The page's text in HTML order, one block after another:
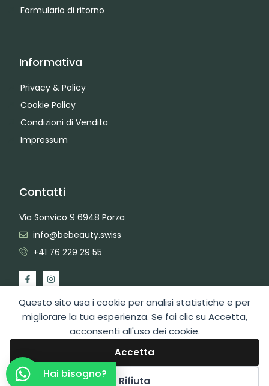
Questo sito usa i cookie per analisi statistiche e per
migliorare la tua esperienza. Se fai clic su Accetta,
acconsenti all'uso dei cookie.
Accetta
Rifiuta
Formulario di ritorno
Informativa
Privacy & Policy
Cookie Policy
Condizioni di Vendita
Impressum
Contatti
Via Sonvico 9 6948 Porza
info@bebeauty.swiss
+41 76 229 29 55
2026 Copyright BeBeauty Hair Care Diffusion Sagl
Hai bisogno?